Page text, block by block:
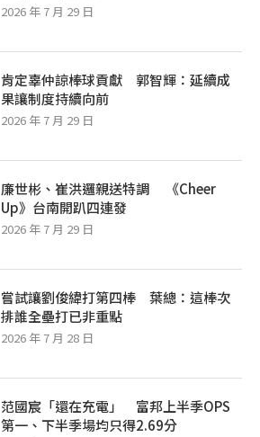
2026 年 7 月 29 日
肯定辜仲諒棒球貢獻 郭智輝：延續成
果讓制度持續向前
2026 年 7 月 29 日
廉世彬、崔洪邏親送特調 《Cheer
Up》台南開趴四連發
2026 年 7 月 29 日
嘗試讓劉俊緯打第四棒 葉總：這棒次
排誰全壘打已非重點
2026 年 7 月 28 日
范國宸「還在充電」 富邦上半季OPS
第一、下半季場均只得2.69分